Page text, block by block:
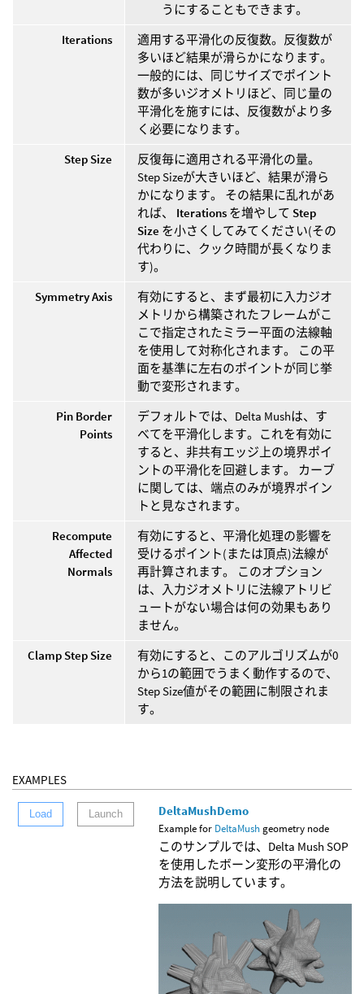
うにすることもできます。
Iterations
適用する平滑化の反復数。反復数が
多いほど結果が滑らかになります。
一般的には、同じサイズでポイント
数が多いジオメトリほど、同じ量の
平滑化を施すには、反復数がより多
く必要になります。
Step Size
反復毎に適用される平滑化の量。
Step Sizeが大きいほど、結果が滑ら
かになります。 その結果に乱れがあ
れば、 Iterations を増やして Step
Size を小さくしてみてください(その
代わりに、クック時間が長くなりま
す)。
Symmetry Axis
有効にすると、まず最初に入力ジオ
メトリから構築されたフレームがこ
こで指定されたミラー平面の法線軸
を使用して対称化されます。 この平
面を基準に左右のポイントが同じ挙
動で変形されます。
Pin Border
Points
デフォルトでは、Delta Mushは、す
べてを平滑化します。これを有効に
すると、非共有エッジ上の境界ポイ
ントの平滑化を回避します。 カーブ
に関しては、端点のみが境界ポイン
トと見なされます。
Recompute
Affected
Normals
有効にすると、平滑化処理の影響を
受けるポイント(または頂点)法線が
再計算されます。 このオプション
は、入力ジオメトリに法線アトリビ
ュートがない場合は何の効果もあり
ません。
Clamp Step Size
有効にすると、このアルゴリズムが0
から1の範囲でうまく動作するので、
Step Size値がその範囲に制限されま
す。
EXAMPLES
Load Launch DeltaMushDemo
Example for DeltaMushgeometry node
このサンプルでは、Delta Mush SOP
を使用したボーン変形の平滑化の
方法を説明しています。